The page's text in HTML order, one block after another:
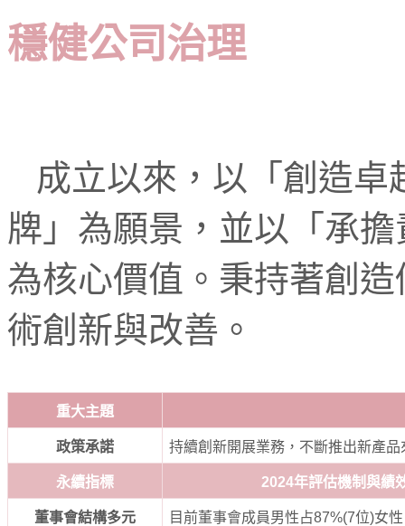
穩健公司治理
成立以來，以「創造
牌」為願景，並以「承
為核心價值。秉持著創
術創新與改善。
重大主題
政策承諾 持續創新開展業務，不斷推出新產
永續指標 2024年評估機制與績
董事會結構多元 目前董事會成員男性占87%(7位)女